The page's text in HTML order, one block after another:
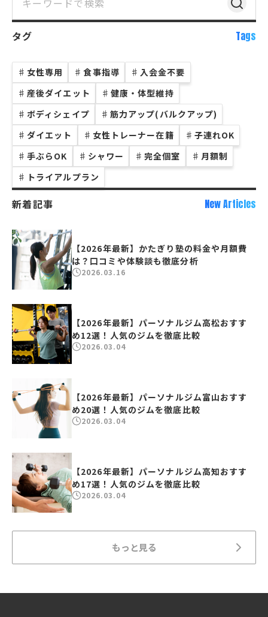
タグ Tags
♯ 女性専用 ♯ 食事指導 ♯ 入会金不要
♯ 産後ダイエット ♯ 健康・体型維持
♯ ボディシェイプ ♯ 筋力アップ(バルクアップ)
♯ ダイエット ♯ 女性トレーナー在籍 ♯ 子連れOK
♯ 手ぶらOK ♯ シャワー ♯ 完全個室 ♯ 月額制
♯ トライアルプラン
新着記事 New Articles
【2026年最新】かたぎり塾の料金や月額費
は？口コミや体験談も徹底分析
2026.03.16
【2026年最新】パーソナルジム高松おすす
め12選！人気のジムを徹底比較
2026.03.04
【2026年最新】パーソナルジム富山おすす
め20選！人気のジムを徹底比較
2026.03.04
【2026年最新】パーソナルジム高知おすす
め17選！人気のジムを徹底比較
2026.03.04
もっと見る